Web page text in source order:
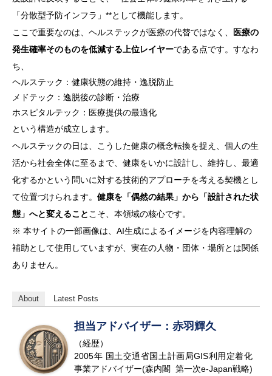
「分散型予防インフラ」**として機能します。
ここで重要なのは、ヘルステックが医療の代替ではなく、
医療の
発生確率そのものを低減する上位レイヤーである点です。すなわ
ち、
ヘルステック：健康状態の維持・逸脱防止
メドテック：逸脱後の診断・治療
ホスピタルテック：医療提供の最適化
という構造が成立します。
ヘルステックの日は、こうした健康の概念転換を捉え、個人の生
活から社会全体に至るまで、健康をいかに設計し、維持し、最適
化するかという問いに対する技術的アプローチを考える契機とし
て位置づけられます。 健康を「偶然の結果」から「設計された状
態」へと変えること こそ、本領域の核心です。
※ 本サイトの一部画像は、AI生成によるイメージを内容理解の
補助として使用していますが、実在の人物・団体・場所とは関係
ありません。
About Latest Posts
担当アドバイザー：赤羽輝久
（経歴）
2005年 国土交通省国土計画局GIS利用定着化
事業アドバイザー(森内閣 第一次e-Japan戦略)